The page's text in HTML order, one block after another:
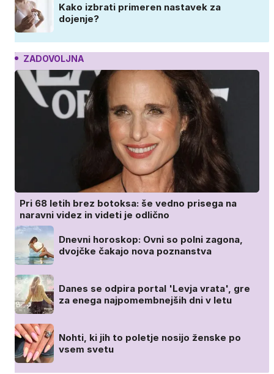
Kako izbrati primeren nastavek za
dojenje?
ZADOVOLJNA
Pri 68 letih brez botoksa: še vedno prisega na
naravni videz in videti je odlično
Dnevni horoskop: Ovni so polni zagona,
dvojčke čakajo nova poznanstva
Danes se odpira portal 'Levja vrata', gre
za enega najpomembnejših dni v letu
Nohti, ki jih to poletje nosijo ženske po
vsem svetu